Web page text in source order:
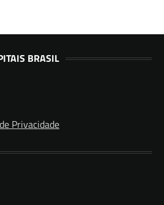
BRASIL
Privacidade